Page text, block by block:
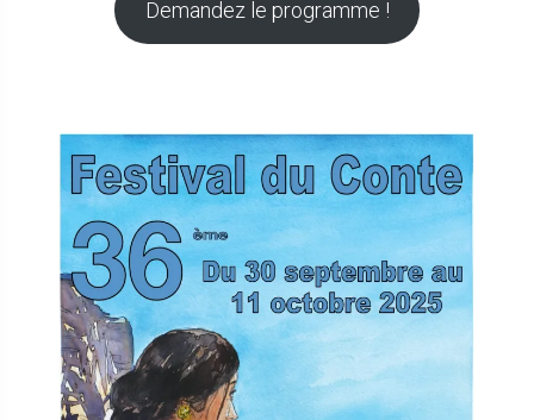
Demandez le programme !